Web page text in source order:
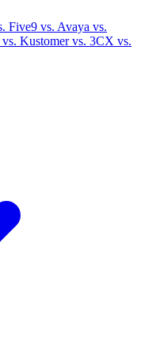
Five9 vs. Avaya vs.
vs. Kustomervs. 3CX vs.